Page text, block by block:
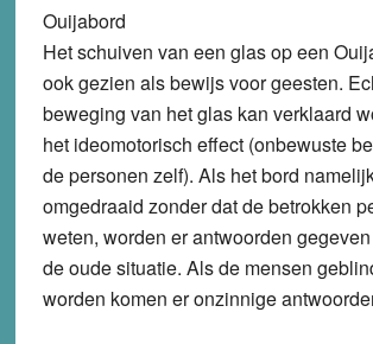
Ouijabord
Het schuiven van een glas op een
ook gezien als bewijs voor geesten.
beweging van het glas kan verklaard
het ideomotorisch effect (onbewuste
de personen zelf). Als het bord
omgedraaid zonder dat de betrokken
weten, worden er antwoorden
de oude situatie. Als de mensen
worden komen er onzinnige